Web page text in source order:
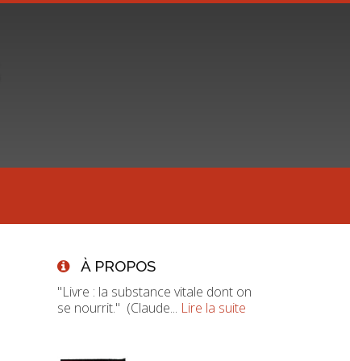
À PROPOS
"Livre : la substance vitale dont on
se nourrit." (Claude... Lire la suite